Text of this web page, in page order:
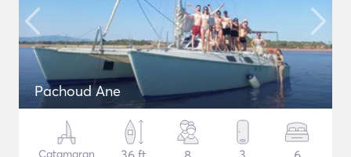
Pachoud Ane
Catamaran